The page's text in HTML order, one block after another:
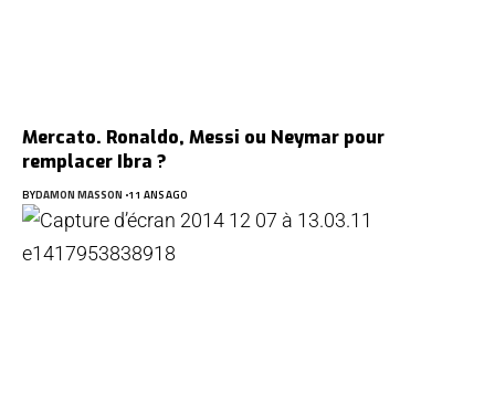
Mercato. Ronaldo, Messi ou Neymar pour
remplacer Ibra ?
BYDAMON MASSON 11 ANS AGO